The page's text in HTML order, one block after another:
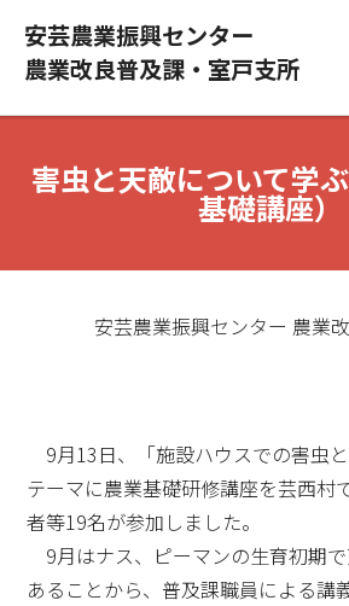
安芸農業振興センター
農業改良普及課・室戸支所
害虫と天敵について学
基礎講座）
安芸農業振興センター 農業
9月13日、「施設ハウスでの害虫
テーマに農業基礎研修講座を芸西村
者等19名が参加しました。
9月はナス、ピーマンの生育初期
あることから、普及課職員による講